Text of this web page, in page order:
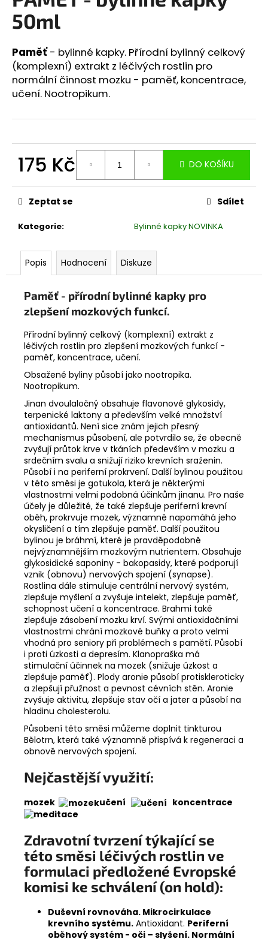
0,0
z
hvězdiček.
50ml
Paměť- bylinné kapky. Přírodní bylinný celkový
(komplexní) extrakt z léčivých rostlin pro
normální činnost mozku - paměť, koncentrace,
učení. Nootropikum.
175 Kč
cena:
DO KOŠÍKU
Kategorie: Bylinné kapky NOVINKA
Zeptat se Sdílet
Popis Hodnocení Diskuze
Paměť - přírodní bylinné kapky pro
zlepšení mozkových funkcí.
Přírodní bylinný celkový (komplexní) extrakt z
léčivých rostlin pro zlepšení mozkových funkcí -
paměť, koncentrace, učení.
Obsažené byliny působí jako nootropika.
Nootropikum.
Jinan dvoulaločný obsahuje flavonové glykosidy,
terpenické laktony a především velké množství
antioxidantů. Není sice znám jejich přesný
mechanismus působení, ale potvrdilo se, že obecně
zvyšují průtok krve v tkáních především v mozku a
srdečním svalu a snižují riziko krevních sraženin.
Působí i na periferní prokrvení. Další bylinou použitou
v této směsi je gotukola, která je některými
vlastnostmi velmi podobná účinkům jinanu. Pro naše
účely je důležité, že také zlepšuje periferní krevní
oběh, prokrvuje mozek, významně napomáhá jeho
okysličení a tím zlepšuje paměť. Další použitou
bylinou je bráhmí, které je pravděpodobně
nejvýznamnějším mozkovým nutrientem. Obsahuje
glykosidické saponiny - bakopasidy, které podporují
vznik (obnovu) nervových spojení (synapse).
Rostlina dále stimuluje centrální nervový systém,
zlepšuje myšlení a zvyšuje intelekt, zlepšuje paměť,
schopnost učení a koncentrace. Brahmi také
zlepšuje zásobení mozku krví. Svými antioxidačními
vlastnostmi chrání mozkové buňky a proto velmi
vhodná pro seniory při problémech s pamětí. Působí
i proti úzkosti a depresím. Klanopraška má
stimulační účinnek na mozek (snižuje úzkost a
zlepšuje paměť). Plody aronie působí protiskleroticky
a zlepšují přužnost a pevnost cévních stěn. Aronie
zvyšuje aktivitu, zlepšuje stav očí a jater a působí na
hladinu cholesterolu.
Působení této směsi můžeme doplnit tinkturou
Bělotrn, která také významně přispívá k regeneraci a
obnově nervových spojení.
Nejčastější využití:
mozek učení koncentrace
Zdravotní tvrzení týkající se
této směsi léčivých rostlin ve
formulaci předložené Evropské
komisi ke schválení (on hold):
Duševní rovnováha. Mikrocirkulace
krevního systému. Antioxidant. Periferní
oběhový systém - oči – slyšení. Normální
a
j
í
t
?
D
o
o
WAUYSA
SKOŘICOVÁ
50G
129
Kč